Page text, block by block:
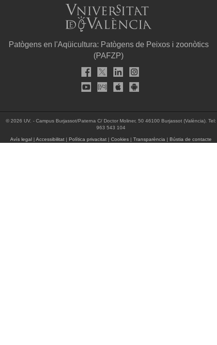
Patògens en l'Aqüicultura: Patògens de Peixos i zoonòtics
(PAFZP)
© 2026 UV. - Campus Burjassot/Paterna C/ Doctor Moliner, 50 46100 Burjassot (València). Tel:
963 543 104
Avís legal| Accessibilitat| Política privacitat| Cookies| Transparència | Bústia de contacte